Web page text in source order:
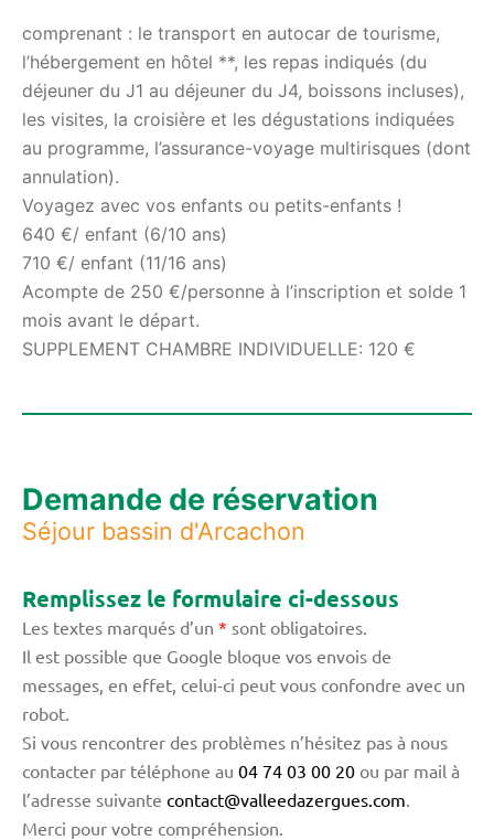
comprenant : le transport en autocar de tourisme,
l’hébergement en hôtel **, les repas indiqués (du
déjeuner du J1 au déjeuner du J4, boissons incluses),
les visites, la croisière et les dégustations indiquées
au programme, l’assurance-voyage multirisques (dont
annulation).
Voyagez avec vos enfants ou petits-enfants !
640 €/ enfant (6/10 ans)
710 €/ enfant (11/16 ans)
Acompte de 250 €/personne à l’inscription et solde 1
mois avant le départ.
SUPPLEMENT CHAMBRE INDIVIDUELLE: 120 €
Demande de réservation
Séjour bassin d'Arcachon
Remplissez le formulaire ci-dessous
Les textes marqués d’un * sont obligatoires.
Il est possible que Google bloque vos envois de
messages, en effet, celui-ci peut vous confondre avec un
robot.
Si vous rencontrer des problèmes n’hésitez pas à nous
contacter par téléphone au 04 74 03 00 20 ou par mail à
l’adresse suivante contact@valleedazergues.com
Merci pour votre compréhension.